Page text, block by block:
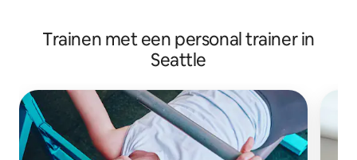
Trainen met een personal trainer in
Seattle